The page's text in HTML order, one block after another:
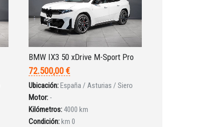
BMW IX3 50 xDrive M-Sport Pro
72.500,00 €
Ubicación:España / Asturias / Siero
Motor: -
Kilómetros:4000 km
Condición:km 0